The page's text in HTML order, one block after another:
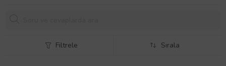
Filtrele Sırala